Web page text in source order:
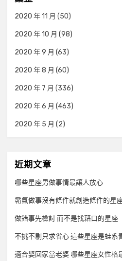
2020 年 11 月 (50)
2020 年 10 月 (98)
2020 年 9 月 (63)
2020 年 8 月 (60)
2020 年 7 月 (336)
2020 年 6 月 (463)
2020 年 5 月 (2)
近期文章
哪些星座男做事情最讓人放心
霸氣做事沒有條件就創造條件的星
做錯事先檢討 而不是找藉口的星座
不挑不剔只求省心 這些星座是蛙系
適合娶回家當老婆 哪些星座女性格